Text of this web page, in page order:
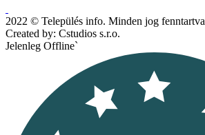
2022 © Település info. Minden jog fenntartva
Created by: Cstudios s.r.o.
Jelenleg Offline`